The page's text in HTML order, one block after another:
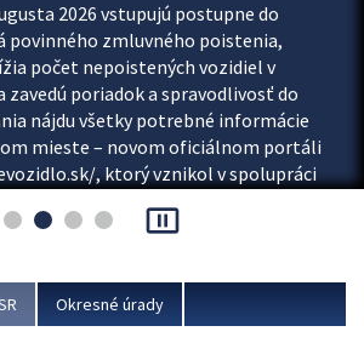
2026 vstupujú postupne do
povinného zmluvného poistenia,
počet nepoistených vozidiel v
zavedú poriadok a spravodlivosť do
nájdu všetky potrebné informácie
mieste – novom oficiálnom portáli
, ktorý vznikol v spolupráci
a Ministerstva vnútra SR.
pause_presentation
Okresné úrady